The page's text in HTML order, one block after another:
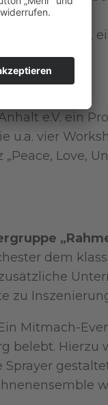
e.V. ein
u.a. vier
Love,
dem
zu
Mitmach-
Hierzu